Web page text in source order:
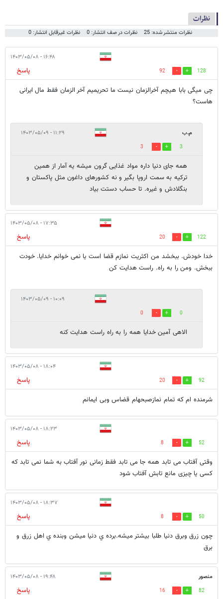
نظرات
نظرات منتشر شده: 25 نظرات در صف انتشار: 0 نظرات غیرقابل انتشار: 0
۱۶:۴۸ - ۱۴۰۳/۰۵/۰۸
128
92
پاسخ
چی میگی بابا هیچم آخرالزمان نیست ما تحریمیم آخر الزمان فقط مال ایرانی
هاست؟
م.ب ۱۱:۲۹ - ۱۴۰۳/۰۵/۰۹
3
3
همه جای دنیا داره مواد غذایی گرون میشه یه آمار از همین
ترکیه به سمت اروپا بگیر و نه کشورهای داغون مثل پاکستان و
بنگلادش و غیره. تا حساب دستت بیاد
۱۷:۳۵ - ۱۴۰۳/۰۵/۰۸
122
20
پاسخ
خدا خودش. ببخشد من اکثریت نمازم قضا است یا نمی خوانم خدایا. خودت
ببخش. ومن را به راه. راست هدایت کن
۱۰:۰۹ - ۱۴۰۳/۰۵/۰۹
0
0
الاهی آمین خدایا همه را به راه راست هدایت کنه
۱۸:۰۴ - ۱۴۰۳/۰۵/۰۸
92
20
پاسخ
شرمنده ام که تمام نمازصبحهام قضاس وبی ایمانم
۱۸:۲۳ - ۱۴۰۳/۰۵/۰۸
52
8
پاسخ
وقتی آفتاب می تابد همه جا می تابد فقط زمانی نور آفتاب به شما نمی تابد که
کسی یا چیزی مانع تابش آفتاب شود
۱۸:۳۷ - ۱۴۰۳/۰۵/۰۸
50
8
پاسخ
چون زرق وبرق دنیا طلبا بیشتر میشه.برده ي دنیا میشن وبنده ي اهل زرق و
برق
منصور ۱۹:۴۸ - ۱۴۰۳/۰۵/۰۸
82
16 پاسخ